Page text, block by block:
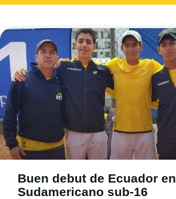
Buen debut de Ecuador
Sudamericano sub-16